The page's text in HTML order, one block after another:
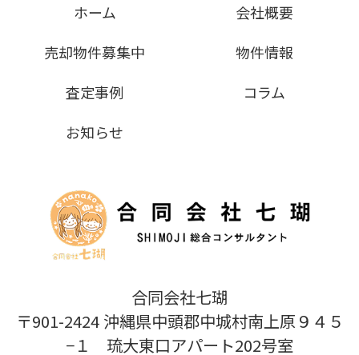
ホーム
会社概要
売却物件募集中
物件情報
査定事例
コラム
お知らせ
合同会社七瑚
〒901-2424 沖縄県中頭郡中城村南上原９４５
−１ 琉大東口アパート202号室